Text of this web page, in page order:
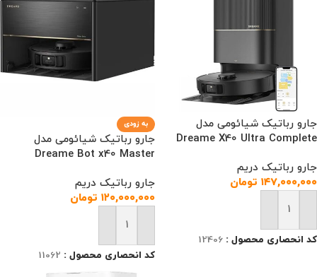
جارو رباتیک شیائومی مدل
Dreame X40 Ultra Complete
جارو رباتیک دریم
۱۴۷,۰۰۰,۰۰۰ تومان
افزودن به سبد خرید
کد انحصاری محصول : 12406
به زودی
جارو رباتیک شیائومی مدل
Dreame Bot x40 Master
جارو رباتیک دریم
۱۲۰,۰۰۰,۰۰۰ تومان
افزودن به سبد خرید
کد انحصاری محصول : 11062